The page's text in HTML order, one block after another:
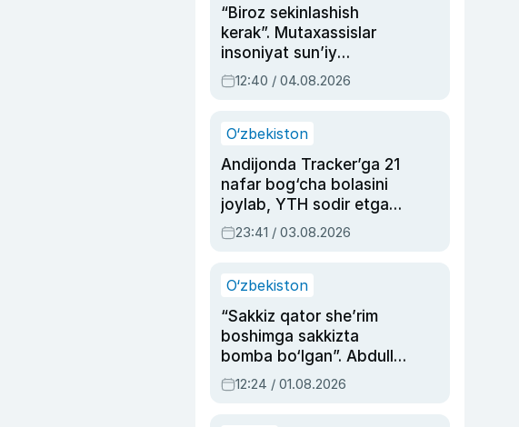
“Biroz sekinlashish
kerak”. Mutaxassislar
insoniyat sun’iy
intellektni boshqara
olmay qolishidan xavotir
12:40 / 04.08.2026
O‘zbekiston
Andijonda Tracker’ga 21
nafar bog‘cha bolasini
joylab, YTH sodir etgan
ayolga sud hukmi o‘qildi
23:41 / 03.08.2026
O‘zbekiston
“Sakkiz qator she’rim
boshimga sakkizta
bomba bo‘lgan”. Abdulla
Oripovni siyosiy
ayblovlardan asrab
12:24 / 01.08.2026